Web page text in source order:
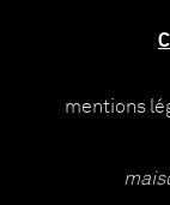
mentions